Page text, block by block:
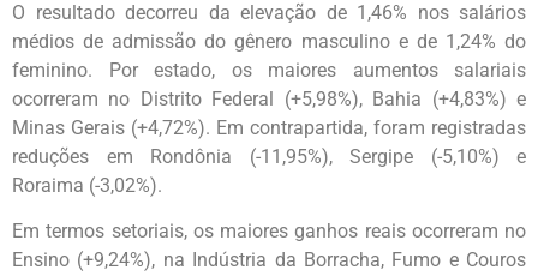
O resultado decorreu da elevação de 1,46% nos salários
médios de admissão do gênero masculino e de 1,24% do
feminino. Por estado, os maiores aumentos salariais
ocorreram no Distrito Federal (+5,98%), Bahia (+4,83%) e
Minas Gerais (+4,72%). Em contrapartida, foram registradas
reduções em Rondônia (-11,95%), Sergipe (-5,10%) e
Roraima (-3,02%).
Em termos setoriais, os maiores ganhos reais ocorreram no
Ensino (+9,24%), na Indústria da Borracha, Fumo e Couros